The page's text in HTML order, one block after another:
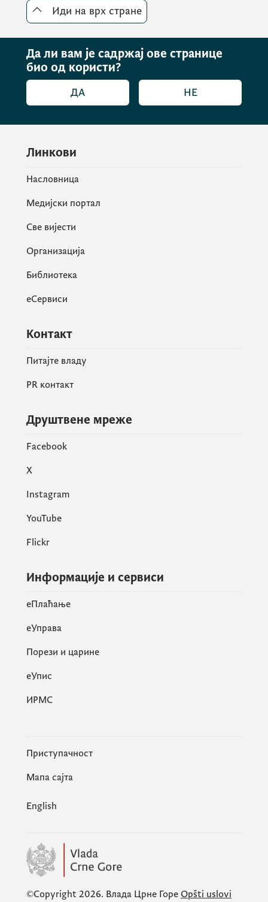
очекује до краја децембра 2024. године.
Иди на врх стране
Да ли вам је садржај ове странице
био од користи?
ДА НЕ
Линкови
Насловница
Медијски портал
Све вијести
Организација
Библиотека
еСервиси
Контакт
Питајте владу
PR контакт
Друштвене мреже
Facebook
X
Instagram
YouTube
Flickr
Информације и сервиси
eПлаћање
еУправа
Порези и царине
eУпис
ИРМС
Приступачност
Мапа сајта
English
©Copyright 2026. Влада Црне Горе Opšti uslovi